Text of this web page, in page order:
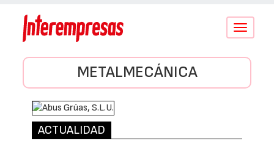
Conmutar
METALMECÁNICA
ACTUALIDAD